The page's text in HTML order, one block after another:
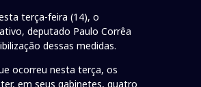
terça-feira (14), o
deputado Paulo Corrêa
dessas medidas.
ocorreu nesta terça, os
em seus gabinetes, quatro